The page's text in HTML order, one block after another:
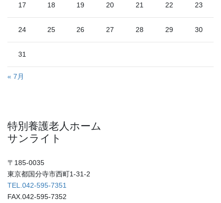
17 18 19 20 21 22 23
24 25 26 27 28 29 30
31
« 7月
特別養護老人ホーム
サンライト
〒185-0035
東京都国分寺市西町1-31-2
TEL.042-595-7351
FAX.042-595-7352